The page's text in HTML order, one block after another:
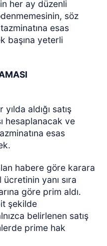
her ay düzenli
söz
esas
başına yeterli
aldığı satış
hesaplanacak ve
esas
habere göre karara
yanı sıra
göre prim aldı.
şekilde
belirlenen satış
prime hak